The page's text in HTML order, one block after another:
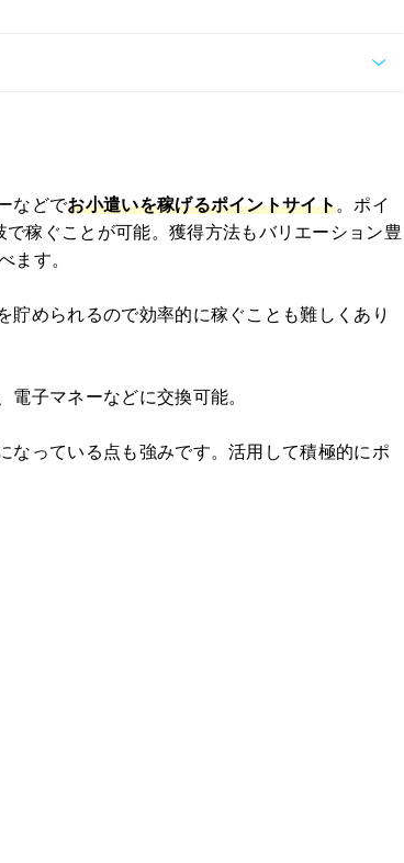
などでお小遣いを稼げるポイントサイト。ポイ
稼ぐことが可能。獲得方法もバリエーション豊
ます。
貯められるので効率的に稼ぐことも難しくあり
子マネーなどに交換可能。
っている点も強みです。活用して積極的にポ